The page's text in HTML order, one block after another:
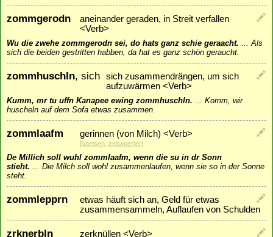
zommgerodn
aneinander geraden, in Streit verfallen
<Verb>
Wu die zwehe zommgerodn sei, do hats ganz schie geraacht.
Als
sich die beiden gestritten habben, da hat es ganz schön geraucht.
zommhuschln, sich
sich zusammendrängen, um sich
aufzuwärmen <Verb>
Kumm, mr tu uffn Kanapee ewing zommhuschln.
Komm, wir
huscheln auf dem Sofa etwas zusammen.
zommlaafm gerinnen (von Milch) <Verb>
[speisen zeitwoerter]
De Millich soll wuhl zommlaafm, wenn die su in dr Sonn
stieht.
Die Milch soll wohl zusammenlaufen, wenn sie so in der Sonne
steht.
zommlepprn
etwas häuft sich an, Geld für etwas
zusammensammeln, Auflaufen von Schulden
zrknerbln zerknüllen <Verb>